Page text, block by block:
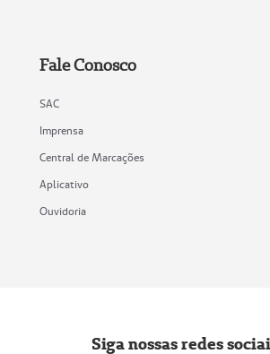
Fale Conosco
SAC
Imprensa
Central de Marcações
Aplicativo
Ouvidoria
Siga nossas redes